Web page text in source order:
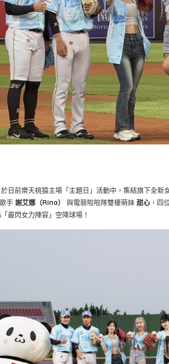
日前樂天桃猿主場「主題日」活動中，集結旗下全新
手 謝艾娜（Rina） 與電競啦啦隊雙棲萌妹 甜心 ，四
最閃女力陣容」空降球場！